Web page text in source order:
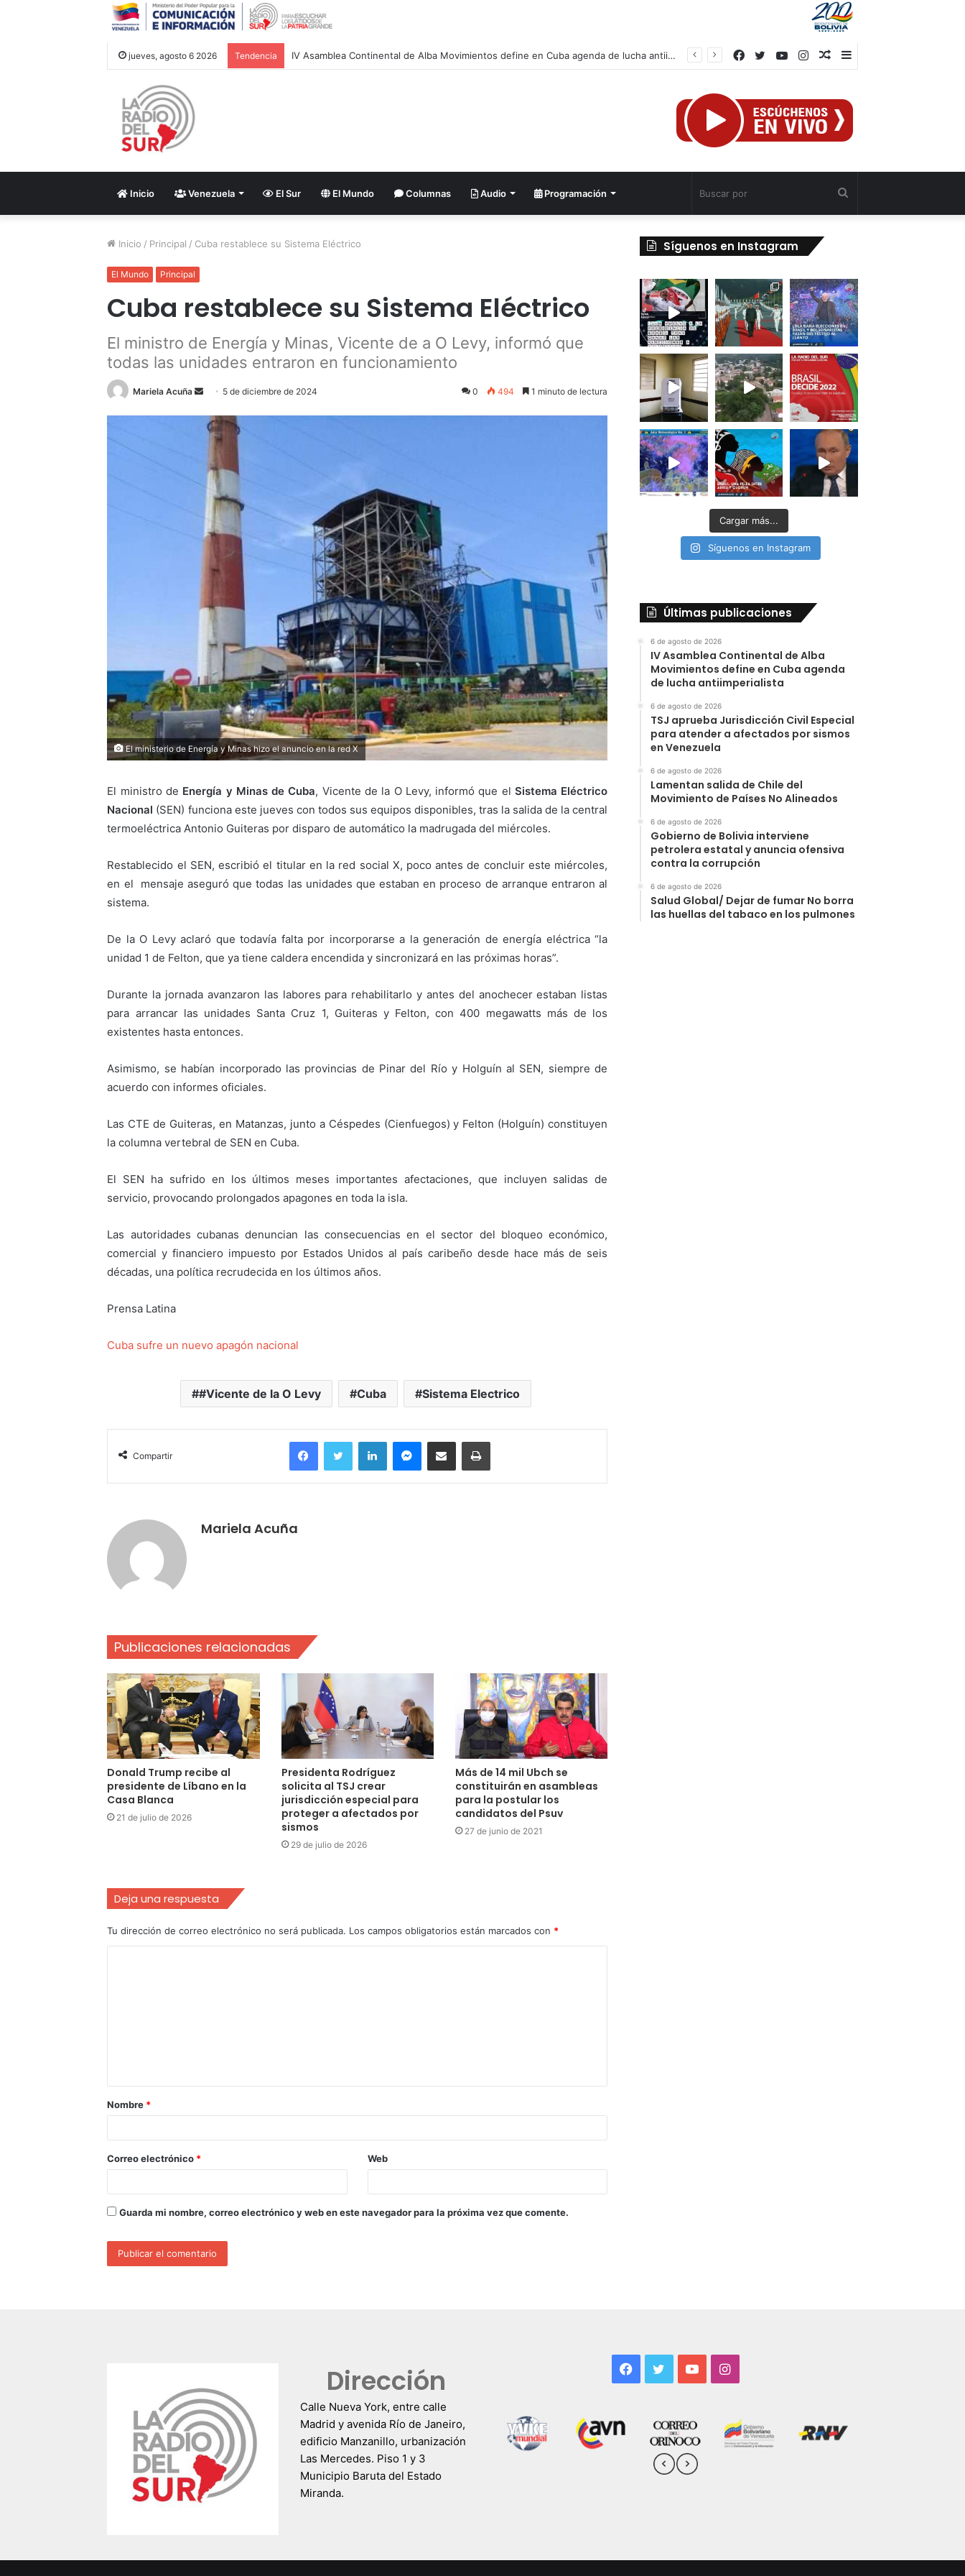
jueves, agosto 6 2026 Tendencia IV Asamblea Continental de Alba Movimientos define en Cuba agenda de lucha antiimperialista
Barra
Publicación
azar
Instagram
YouTube
Twitter
Facebook
Inicio Venezuela El Sur El Mundo Columnas Audio Programación
Inicio / Principal / Cuba restablece su Sistema Eléctrico
El Mundo Principal
Cuba restablece su Sistema Eléctrico
El ministro de Energía y Minas, Vicente de a O Levy, informó que
todas las unidades entraron en funcionamiento
Mariela Acuña
Send
email
5 de diciembre de 2024 0 494 1 minuto de lectura
El ministerio de Energía y Minas hizo el anuncio en la red X
El ministro de Energía y Minas de Cuba, Vicente de la O Levy, informó que el Sistema Eléctrico
Nacional (SEN) funciona este jueves con todos sus equipos disponibles, tras la salida de la central
termoeléctrica Antonio Guiteras por disparo de automático la madrugada del miércoles.
Restablecido el SEN, escribió el titular en la red social X, poco antes de concluir este miércoles,
en el mensaje aseguró que todas las unidades que estaban en proceso de arranque entraron al
sistema.
De la O Levy aclaró que todavía falta por incorporarse a la generación de energía eléctrica “la
unidad 1 de Felton, que ya tiene caldera encendida y sincronizará en las próximas horas”.
Durante la jornada avanzaron las labores para rehabilitarlo y antes del anochecer estaban listas
para arrancar las unidades Santa Cruz 1, Guiteras y Felton, con 400 megawatts más de los
existentes hasta entonces.
Asimismo, se habían incorporado las provincias de Pinar del Río y Holguín al SEN, siempre de
acuerdo con informes oficiales.
Las CTE de Guiteras, en Matanzas, junto a Céspedes (Cienfuegos) y Felton (Holguín) constituyen
la columna vertebral de SEN en Cuba.
El SEN ha sufrido en los últimos meses importantes afectaciones, que incluyen salidas de
servicio, provocando prolongados apagones en toda la isla.
Las autoridades cubanas denuncian las consecuencias en el sector del bloqueo económico,
comercial y financiero impuesto por Estados Unidos al país caribeño desde hace más de seis
décadas, una política recrudecida en los últimos años.
Prensa Latina
Cuba sufre un nuevo apagón nacional
#Vicente de la O Levy Cuba Sistema Electrico
Compartir
FacebookTwitter LinkedInMessengerCompartir por correo electrónicoImprimir
Mariela Acuña
Publicaciones relacionadas
Donald Trump recibe al
presidente de Líbano en la
Casa Blanca
21 de julio de 2026
Presidenta Rodríguez
solicita al TSJ crear
jurisdicción especial para
proteger a afectados por
sismos
29 de julio de 2026
Más de 14 mil Ubch se
constituirán en asambleas
para la postular los
candidatos del Psuv
27 de junio de 2021
Deja una respuesta
Tu dirección de correo electrónico no será publicada. Los campos obligatorios están marcados con *
Nombre *
Correo electrónico * Web
Guarda mi nombre, correo electrónico y web en este navegador para la próxima vez que comente.
Síguenos en Instagram
Cargar más...
Síguenos en Instagram
Últimas publicaciones
6 de agosto de 2026
IV Asamblea Continental de Alba
Movimientos define en Cuba agenda
de lucha antiimperialista
6 de agosto de 2026
TSJ aprueba Jurisdicción Civil Especial
para atender a afectados por sismos
en Venezuela
6 de agosto de 2026
Lamentan salida de Chile del
Movimiento de Países No Alineados
6 de agosto de 2026
Gobierno de Bolivia interviene
petrolera estatal y anuncia ofensiva
contra la corrupción
6 de agosto de 2026
Salud Global/ Dejar de fumar No borra
las huellas del tabaco en los pulmones
Dirección
Calle Nueva York, entre calle
Madrid y avenida Río de Janeiro,
edificio Manzanillo, urbanización
Las Mercedes. Piso 1 y 3
Municipio Baruta del Estado
Miranda.
Facebook
TwitterYouTubeInstagram